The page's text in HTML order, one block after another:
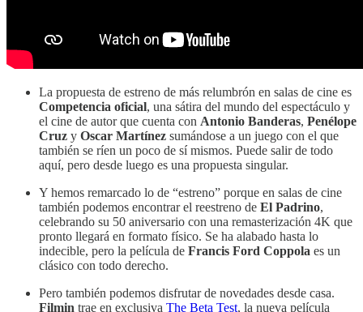
La propuesta de estreno de más relumbrón en salas de cine es
Competencia oficial, una sátira del mundo del espectáculo y
el cine de autor que cuenta con Antonio Banderas, Penélope
Cruz y Oscar Martínez sumándose a un juego con el que
también se ríen un poco de sí mismos. Puede salir de todo
aquí, pero desde luego es una propuesta singular.
Y hemos remarcado lo de “estreno” porque en salas de cine
también podemos encontrar el reestreno de El Padrino,
celebrando su 50 aniversario con una remasterización 4K que
pronto llegará en formato físico. Se ha alabado hasta lo
indecible, pero la película de Francis Ford Coppola es un
clásico con todo derecho.
Pero también podemos disfrutar de novedades desde casa.
Filmin trae en exclusiva The Beta Test, la nueva película